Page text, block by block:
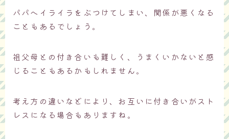
パパへイライラをぶつけてしまい、関係が悪くなる
こともあるでしょう。
祖父母との付き合いも難しく、うまくいかないと感
じることもあるかもしれません。
考え方の違いなどにより、お互いに付き合いがスト
レスになる場合もありますね。